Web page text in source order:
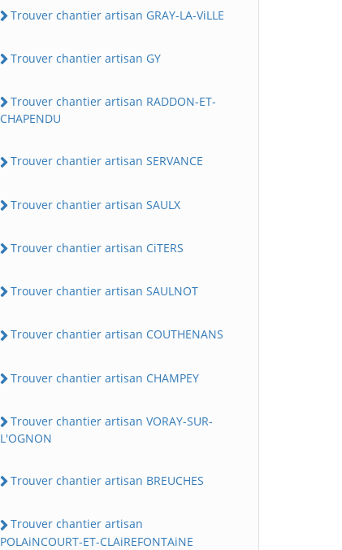
Trouver chantier artisan GRAY-LA-ViLLE
Trouver chantier artisan GY
Trouver chantier artisan RADDON-ET-
CHAPENDU
Trouver chantier artisan SERVANCE
Trouver chantier artisan SAULX
Trouver chantier artisan CiTERS
Trouver chantier artisan SAULNOT
Trouver chantier artisan COUTHENANS
Trouver chantier artisan CHAMPEY
Trouver chantier artisan VORAY-SUR-
L'OGNON
Trouver chantier artisan BREUCHES
Trouver chantier artisan
POLAiNCOURT-ET-CLAiREFONTAiNE